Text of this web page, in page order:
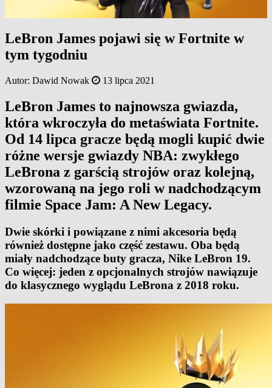
LeBron James pojawi się w Fortnite w
tym tygodniu
Autor: Dawid Nowak 13 lipca 2021
LeBron James to najnowsza gwiazda,
która wkroczyła do metaświata Fortnite.
Od 14 lipca gracze będą mogli kupić dwie
różne wersje gwiazdy NBA: zwykłego
LeBrona z garścią strojów oraz kolejną,
wzorowaną na jego roli w nadchodzącym
filmie Space Jam: A New Legacy.
Dwie skórki i powiązane z nimi akcesoria będą
również dostępne jako część zestawu. Oba będą
miały nadchodzące buty gracza, Nike LeBron 19.
Co więcej: jeden z opcjonalnych strojów nawiązuje
do klasycznego wyglądu LeBrona z 2018 roku.